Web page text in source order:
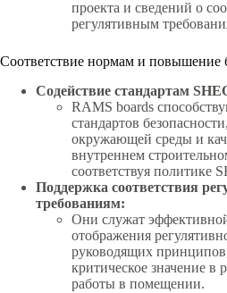
проекта и сведений о
регулятивным
Соответствие нормам и повышение
Содействие стандартам
RAMS boards
стандартов
окружающей среды и
внутреннем
соответствуя политике
Поддержка соответствия
требованиям:
Они служат
отображения
руководящих
критическое значение в
работы в помещении.